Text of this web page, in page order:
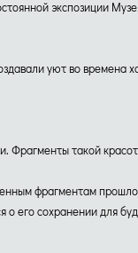
экспозиции
уют во времена
Фрагменты такой
фрагментам
о его сохранении для